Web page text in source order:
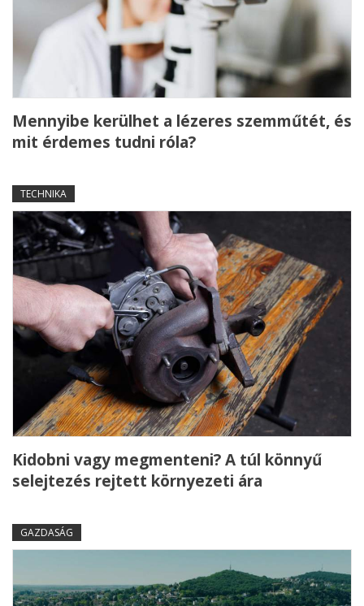
Mennyibe kerülhet a lézeres szemműtét, és
mit érdemes tudni róla?
TECHNIKA
Kidobni vagy megmenteni? A túl könnyű
selejtezés rejtett környezeti ára
GAZDASÁG